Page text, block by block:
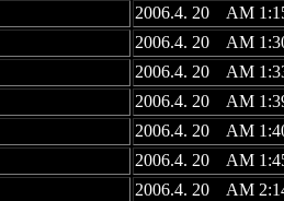
2006.4. 20 AM
2006.4. 20 AM
2006.4. 20 AM
2006.4. 20 AM
2006.4. 20 AM
2006.4. 20 AM
2006.4. 20 AM